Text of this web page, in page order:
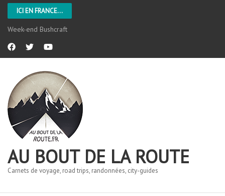
ICI EN FRANCE...
Week-end Bushcraft
AU BOUT DE LA ROUTE
Carnets de voyage, road trips, randonnées, city-guides